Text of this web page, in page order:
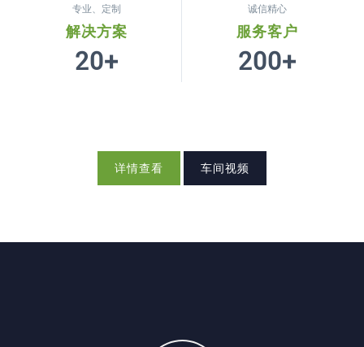
专业、定制
解决方案
20+
诚信精心
服务客户
200+
详情查看 车间视频